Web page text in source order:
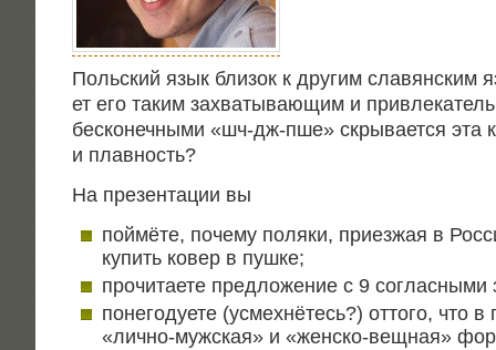
Поль­ский язык бли­зок к дру­гим сла­вян­ским
ет его таким захва­ты­ва­ю­щим и
бес­ко­неч­ны­ми «шч-дж-пше» скры­ва­ет­ся эта
и плавность?
На пре­зен­та­ции вы
пой­мё­те, поче­му поля­ки, при­ез­жая в
купить ковер в пушке;
про­чи­та­е­те пред­ло­же­ние с 9 соглас­ны­ми
поне­го­ду­е­те (усмех­нё­тесь?) отто­го, что в
«лич­но-муж­ская» и «жен­ско-вещ­ная»